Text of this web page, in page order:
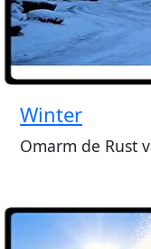
Winter
Omarm de Rust